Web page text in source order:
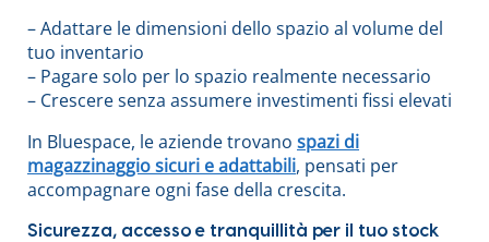
– Adattare le dimensioni dello spazio al volume del
tuo inventario
– Pagare solo per lo spazio realmente necessario
– Crescere senza assumere investimenti fissi elevati
In Bluespace, le aziende trovano spazi di
magazzinaggio sicuri e adattabili, pensati per
accompagnare ogni fase della crescita.
Sicurezza, accesso e tranquillità per il tuo stock